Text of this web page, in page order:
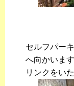
セルフパー
へ向かいま
リンクをい